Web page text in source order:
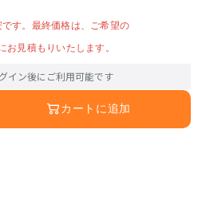
す。最終価格は、ご希望の
お見積もりいたします。
イン後にご利用可能です
カートに追加